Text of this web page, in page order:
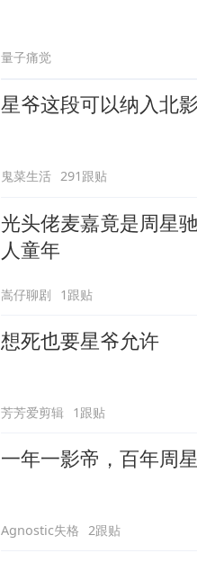
量子痛觉
星爷这段可以纳入北
鬼菜生活 291跟贴
光头佬麦嘉竟是周星
人童年
嵩仔聊剧 1跟贴
想死也要星爷允许
芳芳爱剪辑 1跟贴
一年一影帝，百年周
Agnostic失格 2跟贴